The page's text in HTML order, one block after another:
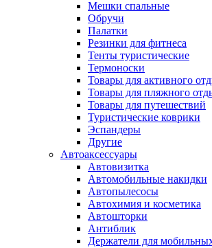
Мешки спальные
Обручи
Палатки
Резинки для фитнеса
Тенты туристические
Термоноски
Товары для активного
Товары для пляжного
Товары для путешествий
Туристические коврики
Эспандеры
Другие
Автоаксессуары
Автовизитка
Автомобильные накидки
Автопылесосы
Автохимия и косметика
Автошторки
Антиблик
Держатели для